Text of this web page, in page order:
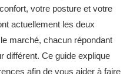
votre posture et votre
actuellement les deux
marché, chacun répondant
différent. Ce guide explique
afin de vous aider à faire